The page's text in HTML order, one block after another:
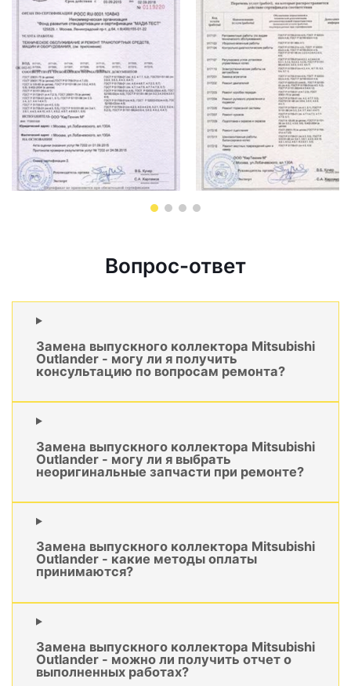
Вопрос-ответ
Замена выпускного коллектора Mitsubishi
Outlander - могу ли я получить
консультацию по вопросам ремонта?
Замена выпускного коллектора Mitsubishi
Outlander - могу ли я выбрать
неоригинальные запчасти при ремонте?
Замена выпускного коллектора Mitsubishi
Outlander - какие методы оплаты
принимаются?
Замена выпускного коллектора Mitsubishi
Outlander - можно ли получить отчет о
выполненных работах?